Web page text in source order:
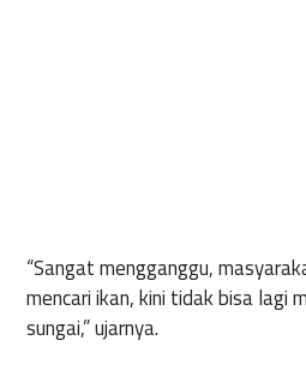
“Sangat mengganggu,
mencari ikan, kini tidak bisa lagi
sungai,” ujarnya.